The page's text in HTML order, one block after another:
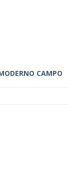
CAMPO